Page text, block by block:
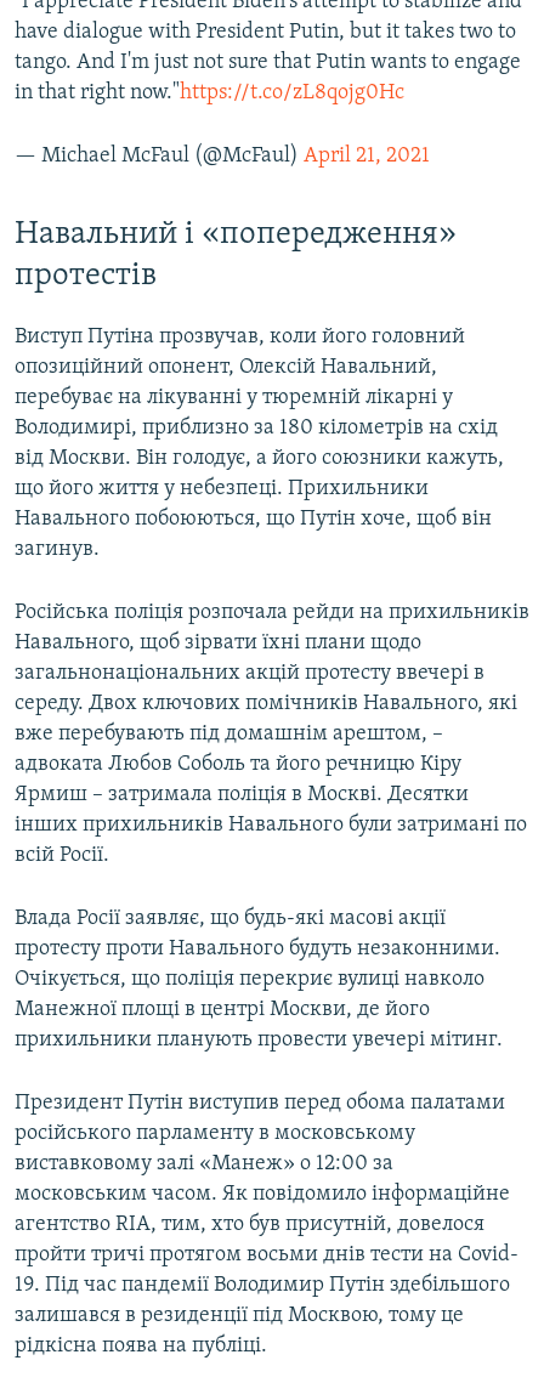
have dialogue with President Putin, but it takes two to
tango. And I'm just not sure that Putin wants to engage
in that right now."https://t.co/zL8qojg0Hc
— Michael McFaul (@McFaul) April 21, 2021
Навальний і «попередження»
протестів
Виступ Путіна прозвучав, коли його головний
опозиційний опонент, Олексій Навальний,
перебуває на лікуванні у тюремній лікарні у
Володимирі, приблизно за 180 кілометрів на схід
від Москви. Він голодує, а його союзники кажуть,
що його життя у небезпеці. Прихильники
Навального побоюються, що Путін хоче, щоб він
загинув.
Російська поліція розпочала рейди на прихильників
Навального, щоб зірвати їхні плани щодо
загальнонаціональних акцій протесту ввечері в
середу. Двох ключових помічників Навального, які
вже перебувають під домашнім арештом, –
адвоката Любов Соболь та його речницю Кіру
Ярмиш – затримала поліція в Москві. Десятки
інших прихильників Навального були затримані по
всій Росії.
Влада Росії заявляє, що будь-які масові акції
протесту проти Навального будуть незаконними.
Очікується, що поліція перекриє вулиці навколо
Манежної площі в центрі Москви, де його
прихильники планують провести увечері мітинг.
Президент Путін виступив перед обома палатами
російського парламенту в московському
виставковому залі «Манеж» о 12:00 за
московським часом. Як повідомило інформаційне
агентство RIA, тим, хто був присутній, довелося
пройти тричі протягом восьми днів тести на Covid-
19. Під час пандемії Володимир Путін здебільшого
залишався в резиденції під Москвою, тому це
рідкісна поява на публіці.